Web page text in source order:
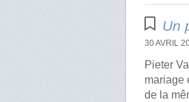
Un
30 AVRIL
Pieter
mariage
de la